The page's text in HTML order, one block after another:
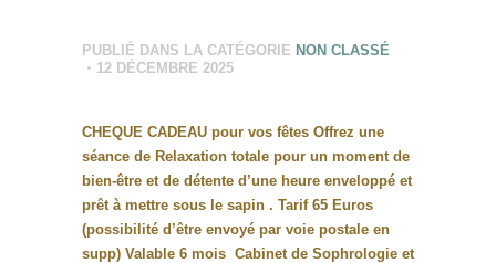
PUBLIÉ DANS LA CATÉGORIE NON CLASSÉ
12 DÉCEMBRE 2025
CHEQUE CADEAU pour vos fêtes Offrez une
séance de Relaxation totale pour un moment de
bien-être et de détente d’une heure enveloppé et
prêt à mettre sous le sapin . Tarif 65 Euros
(possibilité d’être envoyé par voie postale en
supp) Valable 6 mois Cabinet de Sophrologie et